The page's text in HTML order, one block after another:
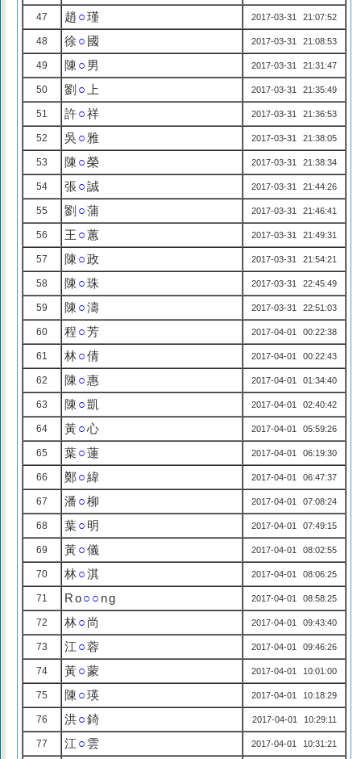
47 趙 ○瑾 2017-03-31 21:07:52
48 徐 ○ 國 2017-03-31 21:08:53
49 陳 ○ 男 2017-03-31 21:31:47
50 劉 ○ 上 2017-03-31 21:35:49
51 許○祥 2017-03-31 21:36:53
52 吳 ○ 雅 2017-03-31 21:38:05
53 陳 ○榮 2017-03-31 21:38:34
54 張○誠 2017-03-31 21:44:26
55 劉 ○蒲 2017-03-31 21:46:41
56 王 ○蕙 2017-03-31 21:49:31
57 陳 ○政 2017-03-31 21:54:21
58 陳 ○珠 2017-03-31 22:45:49
59 陳 ○濤 2017-03-31 22:51:03
60 程 ○芳 2017-04-01 00:22:38
61 林○倩 2017-04-01 00:22:43
62 陳 ○惠 2017-04-01 01:34:40
63 陳 ○凱 2017-04-01 02:40:42
64 黃○心 2017-04-01 05:59:26
65 葉○蓮 2017-04-01 06:19:30
66 鄭○緯 2017-04-01 06:47:37
67 潘 ○柳 2017-04-01 07:08:24
68 葉○ 明 2017-04-01 07:49:15
69 黃○儀 2017-04-01 08:02:55
70 林○淇 2017-04-01 08:06:25
71 Ro○○ ng 2017-04-01 08:58:25
72 林○ 尚 2017-04-01 09:43:40
73 江 ○蓉 2017-04-01 09:46:26
74 黃○蒙 2017-04-01 10:01:00
75 陳 ○瑛 2017-04-01 10:18:29
76 洪○錡 2017-04-01 10:29:11
77 江 ○ 雲 2017-04-01 10:31:21